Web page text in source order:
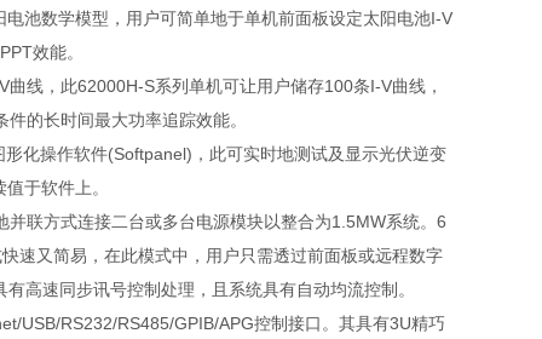
电池数学模型，用户可简单地于单机前面板设定太阳电池I-V
效能。
曲线，此62000H-S系列单机可让用户储存100条I-V曲线，
的长时间最大功率追踪效能。
形化操作软件(Softpanel) ，此可实时地测试及显示光伏逆变
于软件上。
联方式连接二台或多台电源模块以整合为1.5MW系统。 6
速又简易，在此模式中，用户只需透过前面板或远程数字
有高速同步讯号控制处理，且系统具有自动均流控制。
USB/RS232/RS485/GPIB/APG控制接口。其具有3U精巧